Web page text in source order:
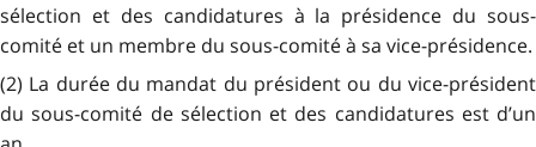
sélection et des candidatures à la présidence du sous-
comité et un membre du sous-comité à sa vice-présidence.
(2) La durée du mandat du président ou du vice-président
du sous-comité de sélection et des candidatures est d’un